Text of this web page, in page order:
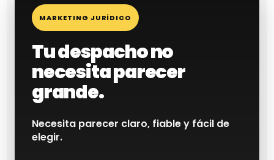
MARKETING JURÍDICO
Tu despacho no
necesita parecer
grande.
Necesita parecer claro, fiable y fácil de
elegir.